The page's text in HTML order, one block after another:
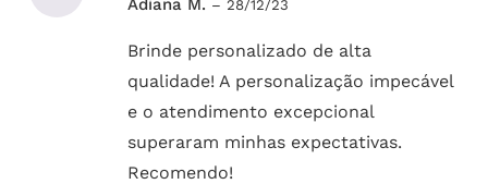
5de 5
Adiana M. – 28/12/23
Brinde personalizado de alta
qualidade! A personalização impecável
e o atendimento excepcional
superaram minhas expectativas.
Recomendo!